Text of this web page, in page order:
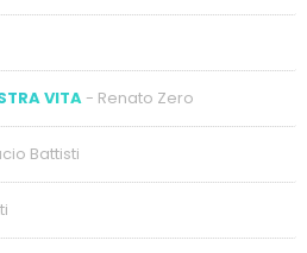
VITA- Renato Zero
Battisti